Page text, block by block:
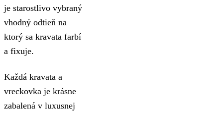
je starostlivo vybraný
vhodný odtieň na
ktorý sa kravata farbí
a fixuje.
Každá kravata a
vreckovka je krásne
zabalená v luxusnej